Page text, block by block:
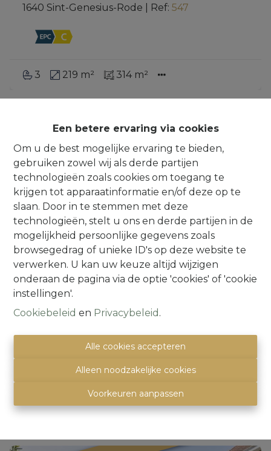
Een betere ervaring via cookies
Om u de best mogelijke ervaring te bieden,
gebruiken zowel wij als derde partijen
technologieën zoals cookies om toegang te
krijgen tot apparaatinformatie en/of deze op te
slaan. Door in te stemmen met deze
technologieën, stelt u ons en derde partijen in de
mogelijkheid persoonlijke gegevens zoals
browsegedrag of unieke ID's op deze website te
verwerken. U kan uw keuze altijd wijzigen
onderaan de pagina via de optie 'cookies' of 'cookie
instellingen'.
Cookiebeleid en Privacybeleid .
Alle cookies accepteren
Alleen noodzakelijke cookies
Voorkeuren aanpassen
1640 Sint-Genesius-Rode Ref: 547
3 219 m² 314 m²
IT’S A MATCH!
***IT'S A MATCH!*** Te renoveren
appartement (2 slpks) met 2 terrassen &
1640 Sint-Genesius-Rode | Ref: 525
2 1 64 m²